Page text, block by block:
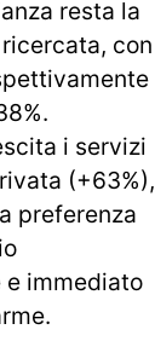
resta la
con
i servizi
(+63%),
preferenza
e immediato